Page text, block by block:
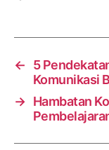
←
5
Komunikasi
→ Hambatan